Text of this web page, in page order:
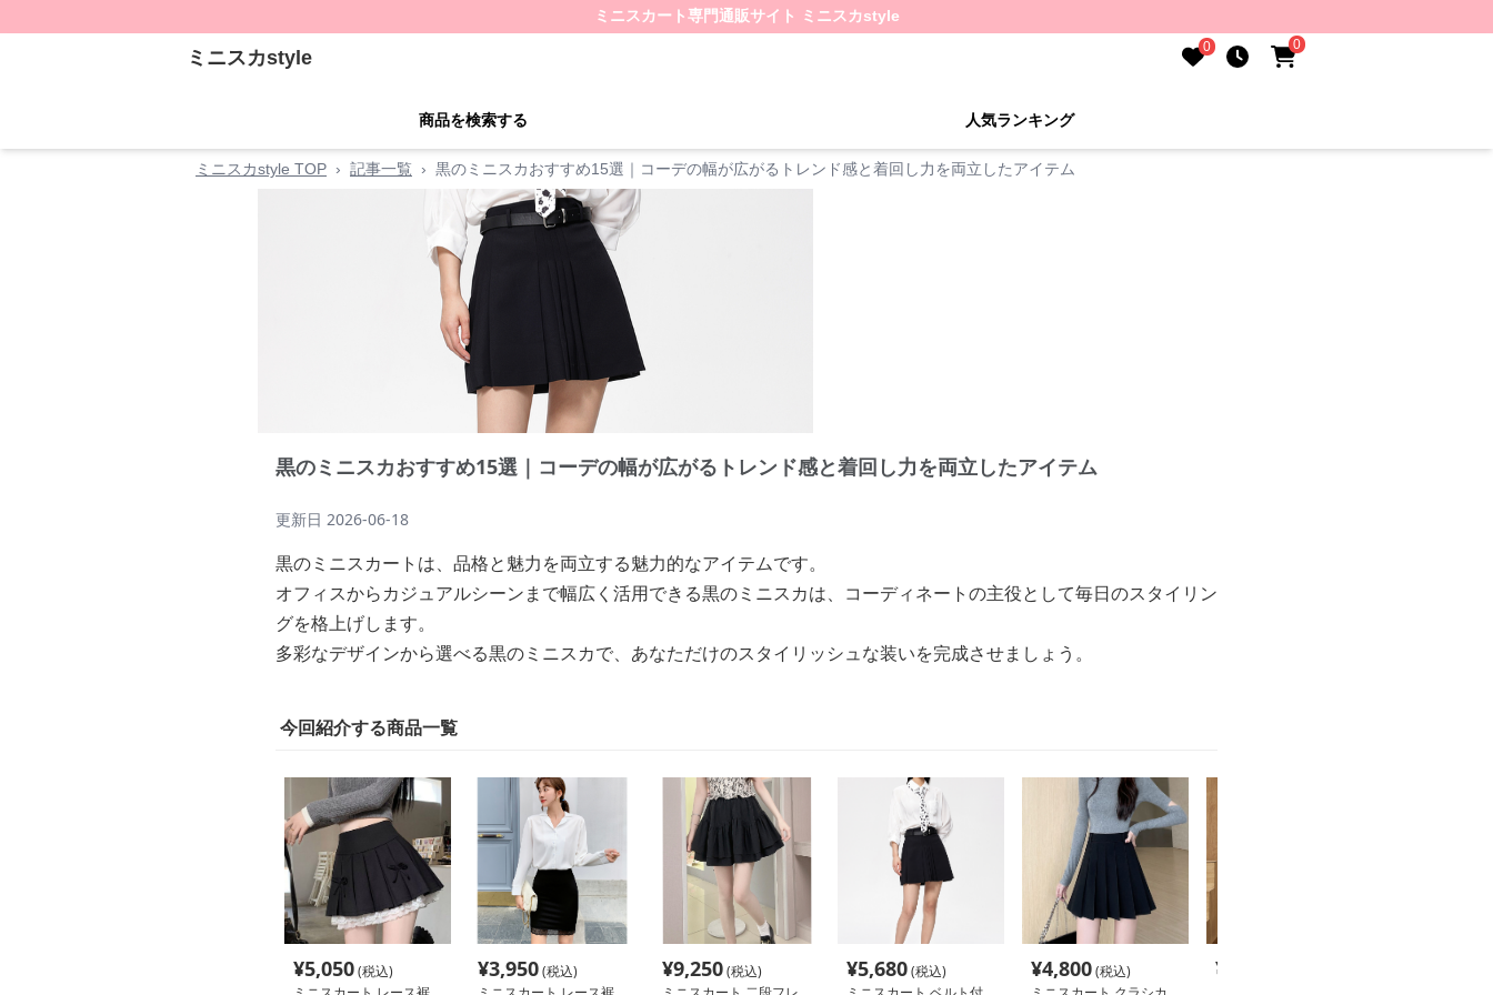
ミニスカート専門通販サイト ミニスカstyle
ミニスカstyle 0 0
商品を検索する 人気ランキング
ミニスカstyle TOP › 記事一覧 › 黒のミニスカおすすめ15選｜コーデの幅が広がるトレンド感と着回し力を両立したアイテム
黒のミニスカおすすめ15選｜コーデの幅が広がるトレンド感と着回し力を両立したアイテム
更新日 2026-06-18
黒のミニスカートは、品格と魅力を両立する魅力的なアイテムです。
オフィスからカジュアルシーンまで幅広く活用できる黒のミニスカは、コーディネートの主役として毎日のスタイリン
グを格上げします。
多彩なデザインから選べる黒のミニスカで、あなただけのスタイリッシュな装いを完成させましょう。
今回紹介する商品一覧
¥5,050(税込)
¥3,950(税込)
¥9,250(税込)
¥5,680(税込)
¥4,800(税込)
¥